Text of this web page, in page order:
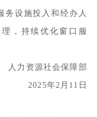
务设施投入和经办人
，持续优化窗口服
人力资源社会保障部
2025年2月11日